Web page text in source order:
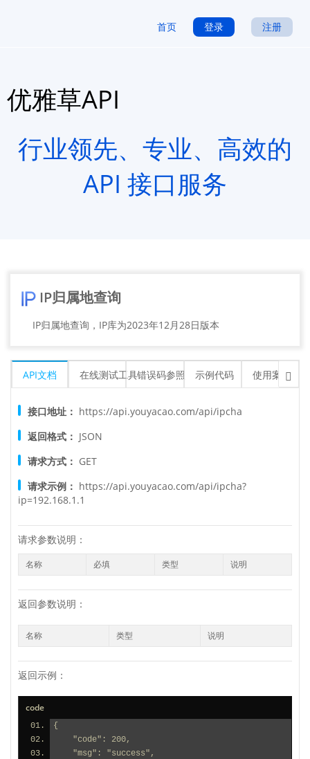
首页 登录 注册
优雅草API
行业领先、专业、高效的
API 接口服务
IP归属地查询
IP归属地查询，IP库为2023年12月28日版本
API文档 在线测试工具错误码参照 示例代码 使用案例平

接口地址： https://api.youyacao.com/api/ipcha
返回格式： JSON
请求方式： GET
请求示例： https://api.youyacao.com/api/ipcha?
ip=192.168.1.1
请求参数说明：
名称 必填 类型 说明
返回参数说明：
名称 类型 说明
返回示例：
code
{
    "code": 200,
    "msg": "success",